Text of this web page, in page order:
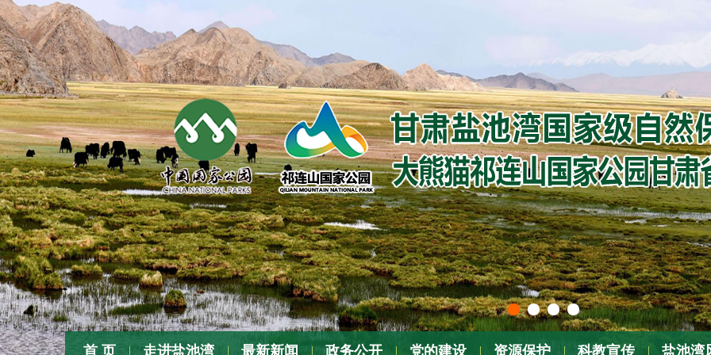
首 页 走进盐池湾 最新新闻 政务公开 党的建设 资源保护 科教宣传 盐池湾